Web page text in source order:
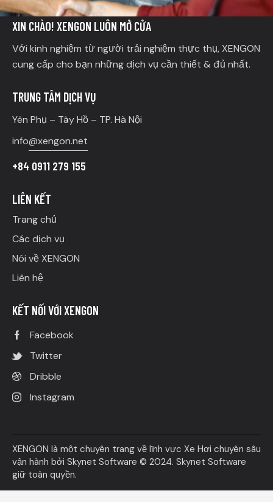
XIN CHÀO! XENGON LUÔN MỞ CỬA
Với kinh nghiệm từ người trải nghiệm thực thụ, XENGON
cung cấp cho bạn những dịch vụ cần thiết & đủ nhất.
TRUNG TÂM DỊCH VỤ
Yên Phụ – Tây Hồ – TP. Hà Nội
info@xengon.net
+84 0911 279 155
LIÊN KẾT
Trang chủ
Các dịch vụ
Nói về XENGON
Liên hệ
KẾT NỐI VỚI XENGON
Facebook
Twitter
Dribble
Instagram
XENGON là một chuyên trang về lĩnh vực Xe Hơi chuyên sâu
vận hành bởi Skynet Software © 2024. Skynet Software
giữ toàn quyền.